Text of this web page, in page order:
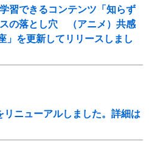
習できるコンテンツ「知らず
の落とし穴 （アニメ）共感
」を更新してリリースしまし
ニューアルしました。詳細は